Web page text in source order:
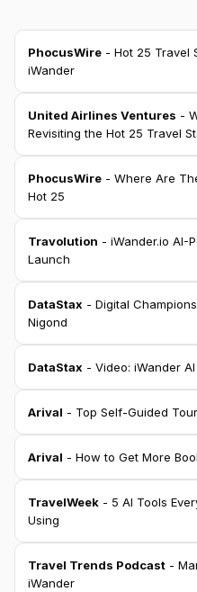
PhocusWire - Hot 25 Travel
iWander
United Airlines Ventures -
Revisiting the Hot 25 Travel
PhocusWire - Where Are
Hot 25
Travolution - iWander.io AI-
Launch
DataStax - Digital
Nigond
DataStax - Video: iWander
Arival - Top Self-Guided
Arival - How to Get More
TravelWeek - 5 AI Tools
Using
Travel Trends Podcast -
iWander